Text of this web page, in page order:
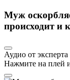
Муж
происходит и
Аудио от эксперта
Нажмите на плей